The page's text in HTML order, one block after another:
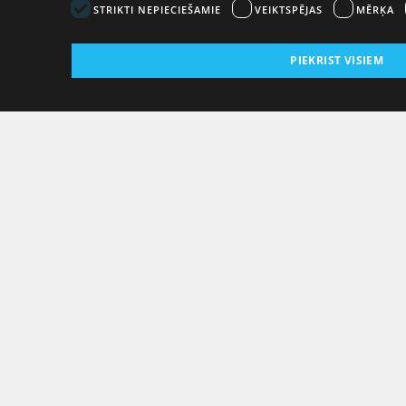
STRIKTI NEPIECIEŠAMIE VEIKTSPĒJAS MĒRĶA
PIEKRIST VISIEM